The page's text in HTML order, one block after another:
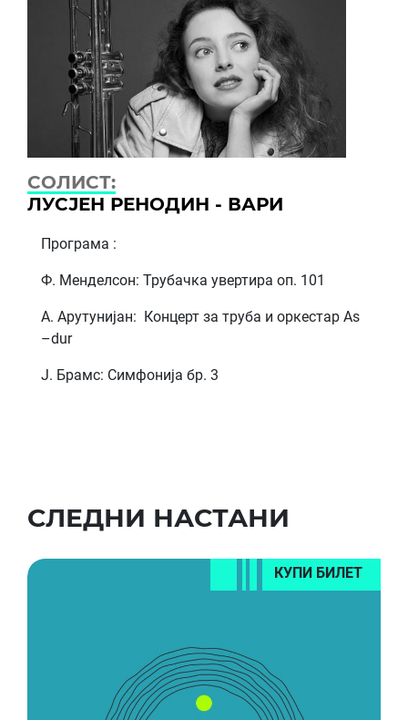
СОЛИСТ:
ЛУСЈЕН РЕНОДИН - ВАРИ
Програма :
Ф. Менделсон: Трубачка увертира оп. 101
А. Арутунијан: Концерт за труба и оркестар As
–dur
Ј. Брамс: Симфонија бр. 3
СЛЕДНИ НАСТАНИ
КУПИ БИЛЕТ